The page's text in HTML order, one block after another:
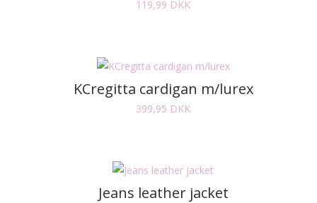
119,99 DKK
KCregitta cardigan m/lurex
399,95 DKK
Jeans leather jacket